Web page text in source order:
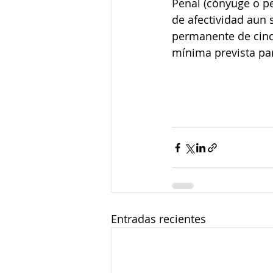
Penal (cónyuge o
de afectividad aun
permanente de
mínima prevista
Entradas recientes